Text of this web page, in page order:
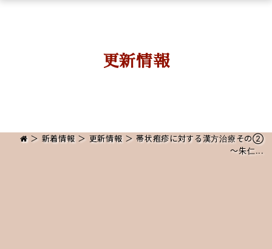
更新情報
＞ 新着情報＞ 更新情報＞ 帯状疱疹に対する漢方治療その②
〜朱仁...